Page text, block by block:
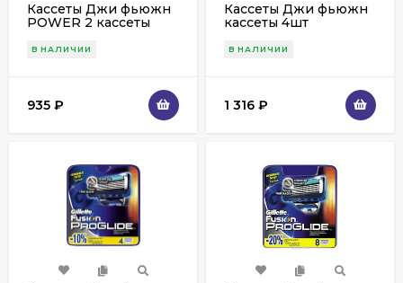
Кассеты Джи фьюжн
POWER 2 кассеты
В НАЛИЧИИ
935 ₽
Кассеты Джи фьюжн
кассеты 4шт
В НАЛИЧИИ
1 316 ₽